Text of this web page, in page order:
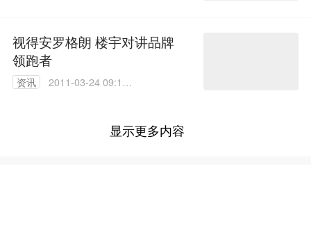
视得安罗格朗 楼宇对讲品牌
领跑者
资讯
2011-03-24 09:19:
显示更多内容